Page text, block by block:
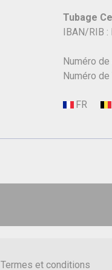
Tubage
IBAN/RIB :
Numéro
Numéro
Termes et conditions